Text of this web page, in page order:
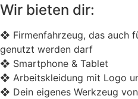
Wir bieten dir:
❖ Firmenfahrzeug, das auch
genutzt werden darf
❖ Smartphone & Tablet
❖ Arbeitskleidung mit Logo
❖ Dein eigenes Werkzeug